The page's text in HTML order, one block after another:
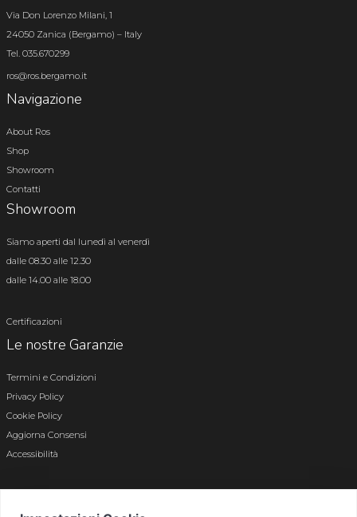
Via Don Lorenzo Milani, 1
24050 Zanica (Bergamo) – Italy
Tel. 035.670299
ros@ros.bergamo.it
Navigazione
About Ros
Shop
Showroom
Contatti
Showroom
Siamo aperti dal lunedì al venerdì
dalle 08.30 alle 12.30
dalle 14.00 alle 18.00
Certificazioni
Le nostre Garanzie
Termini e Condizioni
Privacy Policy
Cookie Policy
Aggiorna Consensi
Accessibilità